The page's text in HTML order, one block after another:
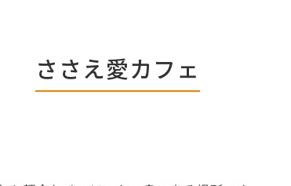
ささえ愛カフェ